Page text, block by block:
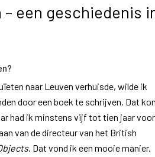
een geschiedenis
naar Leuven verhuisde, wilde ik
door een boek te schrijven. Dat kon
had ik minstens vijf tot tien jaar voor
van de directeur van het British
. Dat vond ik een mooie manier.